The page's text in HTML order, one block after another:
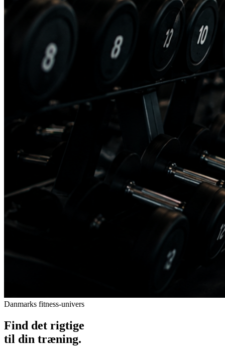
Danmarks fitness-univers
Find det rigtige
til din træning.